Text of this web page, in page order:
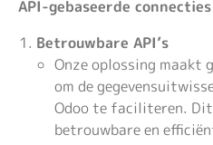
API-gebaseerde connecties
Betrouwbare API’s
Onze oplossing maakt
om de
Odoo te faciliteren.
betrouwbare en